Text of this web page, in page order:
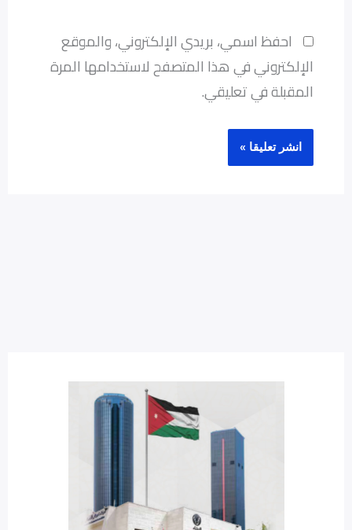
احفظ اسمي، بريدي الإلكتروني، والموقع
الإلكتروني في هذا المتصفح لاستخدامها المرة
المقبلة في تعليقي.